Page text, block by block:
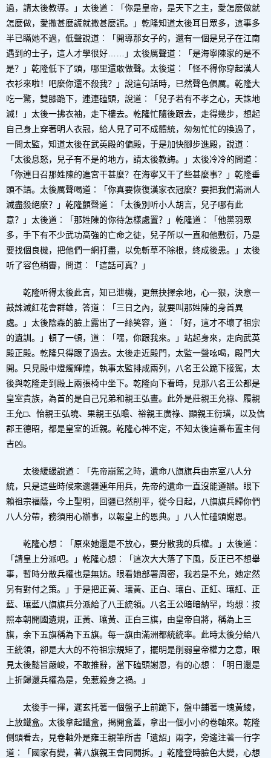
過，請太後教導。」太後道︰「你是皇帝，是天下之主，愛怎麼做就
怎麼做，愛撒甚麼謊就撒甚麼謊。」乾隆知道太後耳目眾多，這事多
半已瞞她不過，低聲說道︰「開導那女子的，還有一個是兒子在江南
遇到的士子，這人才學很好……」太後厲聲道︰「是海寧陳家的是不
是？」乾隆低下了頭，哪里還敢做聲。太後道︰「怪不得你穿起漢人
衣衫來啦！吧麼你還不殺我？」說這句話時，已然聲色俱厲。乾隆大
吃一驚，雙膝跪下，連連磕頭，說道︰「兒子若有不孝之心，天誅地
滅！」太後一拂衣袖，走下樓去。乾隆忙隨後跟去，走得幾步，想起
自己身上穿著明人衣冠，給人見了可不成體統，匆匆忙忙的換過了，
一問太監，知道太後在武英殿的偏殿，于是加快腳步進殿，說道︰
「太後息怒，兒子有不是的地方，請太後教誨。」太後冷冷的問道︰
「你連日召那姓陳的進宮干甚麼？在海寧又干了些甚麼事？」乾隆垂
頭不語。太後厲聲喝道︰「你真要恢復漢家衣冠麼？要把我們滿洲人
滅盡殺絕麼？」乾隆顫聲道︰「太後別听小人胡言，兒子哪有此
意？」太後道︰「那姓陳的你待怎樣處置？」乾隆道︰「他黨羽眾
多，手下有不少武功高強的亡命之徒，兒子所以一直和他敷衍，乃是
要找個良機，把他們一網打盡，以免斬草不除根，終成後患。」太後
听了容色稍霽，問道︰「這話可真？」
乾隆听得太後此言，知已泄機，更無抉擇余地，心一狠，決意一
鼓誅滅紅花會群雄，答道︰「三日之內，就要叫那姓陳的身首異
處。」太後陰森的臉上露出了一絲笑容，道︰「好，這才不壞了祖宗
的遺訓。」頓了一頓，道︰「嘿，你跟我來。」站起身來，走向武英
殿正殿。乾隆只得跟了過去。太後走近殿門，太監一聲吆喝，殿門大
開。只見殿中燈燭輝煌，執事太監排成兩列，八名王公跪下接駕，太
後與乾隆走到殿上兩張椅中坐下。乾隆向下看時，見那八名王公都是
皇室貴族，為首的是自己兄弟和親王弘晝。此外是莊親王允祿、履親
王允□、怡親王弘曉、果親王弘瞻、裕親王廣祿、顯親王衍璜，以及信
郡王德昭，都是皇室的近親。乾隆心神不定，不知太後這番布置主何
吉凶。
太後緩緩說道︰「先帝崩駕之時，遺命八旗旗兵由宗室八人分
統，只是這些時候來邊疆連年用兵，先帝的遺命一直沒能遵辦。眼下
賴祖宗福蔭，今上聖明，回疆已然削平，從今日起，八旗旗兵歸你們
八人分帶，務須用心辦事，以報皇上的恩典。」八人忙磕頭謝恩。
乾隆心想︰「原來她還是不放心，要分散我的兵權。」太後道︰
「請皇上分派吧。」乾隆心想︰「這次大大落了下風，反正已不想舉
事，暫時分散兵權也是無妨。眼看她部署周密，我若是不允，她定然
另有對付之策。」于是把正黃、瓖黃、正白、瓖白、正紅、瓖紅、正
藍、瓖藍八旗旗兵分派給了八王統領。八名王公暗暗納罕，均想︰按
照本朝開國遺規，正黃、瓖黃、正白三旗，由皇帝自將，稱為上三
旗，余下五旗稱為下五旗。每一旗由滿洲都統統率。此時太後分給八
王統領，卻是大大的不符祖宗規矩了，擺明是削弱皇帝權力之意，眼
見太後懿旨嚴峻，不敢推辭，當下磕頭謝恩，有的心想︰「明日還是
上折歸還兵權為是，免惹殺身之禍。」
太後手一揮，遲玄托著一個盤子上前跪下，盤中鋪著一塊黃綾，
上放鐵盒。太後拿起鐵盒，揭開盒蓋，拿出一個小小的卷軸來。乾隆
側頭看去，見卷軸外是雍王親筆所書「遺詔」兩字，旁邊注著一行字
道︰「國家有變，著八旗親王會同開拆。」乾隆登時臉色大變，心想